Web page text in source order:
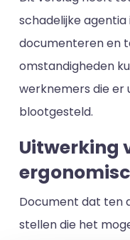
schadelijke
documenteren en
omstandigheden
werknemers die er
blootgesteld.
Uitwerking
Document dat ten
stellen die het